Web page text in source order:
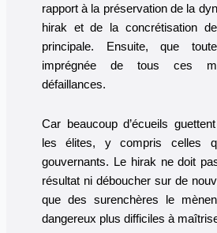
rapport à la préservation de la
hirak et de la concrétisation
principale. Ensuite, que
imprégnée de tous ces
défaillances.
Car beaucoup d’écueils
les élites, y compris celles
gouvernants. Le hirak ne doit
résultat ni déboucher sur de
que des surenchères le
dangereux plus difficiles à